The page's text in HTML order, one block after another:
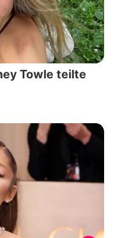
Towle teilte